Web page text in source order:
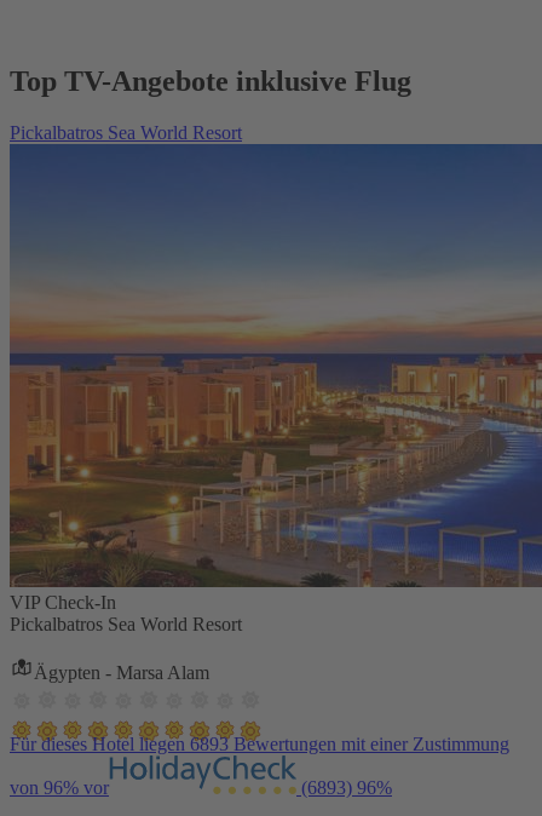
Top TV-Angebote inklusive Flug
Pickalbatros Sea World Resort
VIP Check-In
Pickalbatros Sea World Resort
Ägypten - Marsa Alam
Für dieses Hotel liegen 6893 Bewertungen mit einer Zustimmung
von 96% vor (6893) 96%